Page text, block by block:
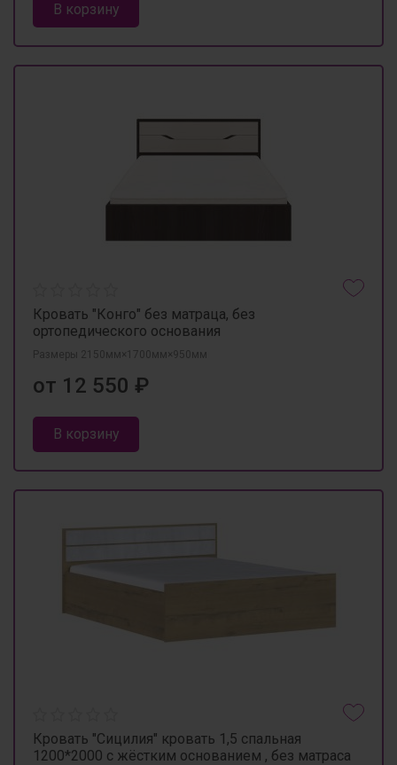
В корзину
Кровать "Конго" без матраца, без
ортопедического основания
Размеры 2150мм×1700мм×950мм
от 12 550 ₽
В корзину
Кровать "Сицилия" кровать 1,5 спальная
1200*2000 с жёстким основанием , без матраса